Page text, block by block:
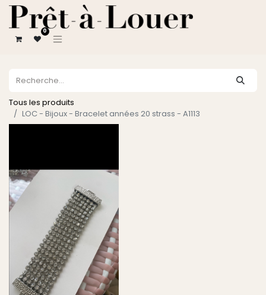
0
Tous les produits
LOC - Bijoux - Bracelet années 20 strass - A1113